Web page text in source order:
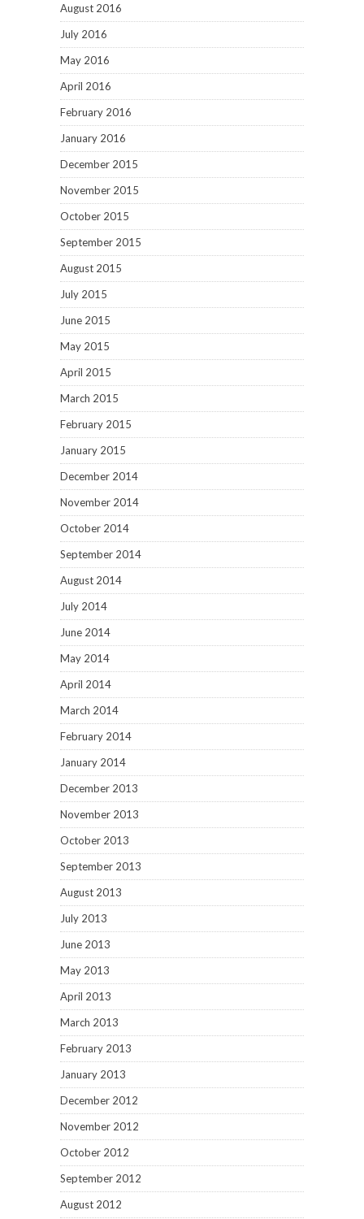
August 2016
July 2016
May 2016
April 2016
February 2016
January 2016
December 2015
November 2015
October 2015
September 2015
August 2015
July 2015
June 2015
May 2015
April 2015
March 2015
February 2015
January 2015
December 2014
November 2014
October 2014
September 2014
August 2014
July 2014
June 2014
May 2014
April 2014
March 2014
February 2014
January 2014
December 2013
November 2013
October 2013
September 2013
August 2013
July 2013
June 2013
May 2013
April 2013
March 2013
February 2013
January 2013
December 2012
November 2012
October 2012
September 2012
August 2012